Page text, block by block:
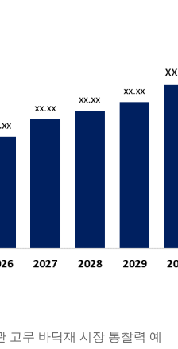
고무 바닥재 시장 통찰력 예